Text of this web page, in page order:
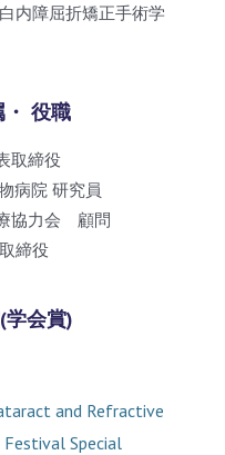
内障屈折矯正手術学
役職
取締役
病院 研究員
協力会 顧問
締役
学会賞)
and Refractive
Festival Special